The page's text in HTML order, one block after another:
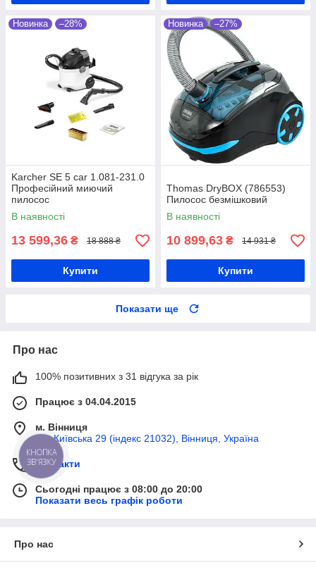
Новинка –28%
Karcher SE 5 car 1.081-231.0
Професійний миючий
пилосос
В наявності
13 599,36 ₴ 18 888 ₴
Купити
Новинка –27%
Thomas DryBOX (786553)
Пилосос безмішковий
В наявності
10 899,63 ₴ 14 931 ₴
Купити
Показати ще
Про нас
100% позитивних з 31 відгука за рік
Працює з 04.04.2015
м. Вінниця
вул Київська 29 (індекс 21032), Вінниця, Україна
Контакти
Сьогодні працює з 08:00 до 20:00
Показати весь графік роботи
Про нас
КНОПКА
ЗВ'ЯЗКУ